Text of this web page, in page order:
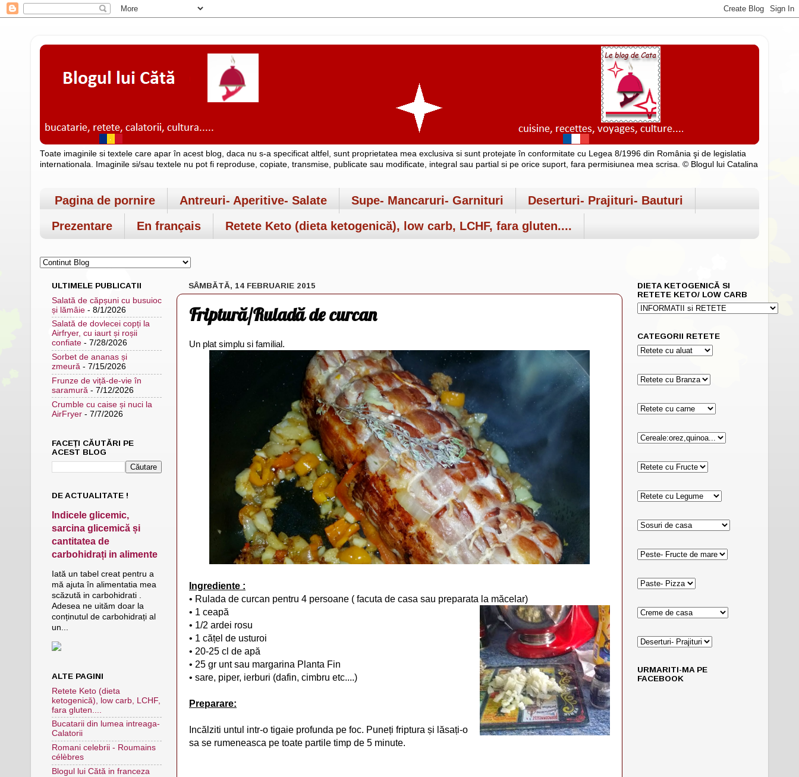
Toate imaginile si textele care apar în acest blog, daca nu s-a specificat altfel, sunt proprietatea mea exclusiva si sunt protejate în conformitate cu Legea 8/1996 din România şi de legislatia
internationala. Imaginile si/sau textele nu pot fi reproduse, copiate, transmise, publicate sau modificate, integral sau partial si pe orice suport, fara permisiunea mea scrisa. © Blogul lui Catalina
Pagina de pornire Antreuri- Aperitive- Salate Supe- Mancaruri- Garnituri
Deserturi- Prajituri- Bauturi
Prezentare
En français Retete Keto (dieta ketogenică), low carb, LCHF, fara gluten....
SÂMBĂTĂ, 14 FEBRUARIE 2015
Friptură/Ruladă de curcan
Un plat simplu si familial.
Ingrediente :
• Rulada de curcan pentru 4 persoane ( facuta de casa sau preparata la măcelar)
• 1 ceapă
• 1/2 ardei rosu
• 1 cățel de usturoi
• 20-25 cl de apă
• 25 gr unt sau margarina Planta Fin
• sare, piper, ierburi (dafin, cimbru etc....)
Preparare:
Incălziti untul intr-o tigaie profunda pe foc. Puneți friptura și lăsați-o
sa se rumeneasca pe toate partile timp de 5 minute.
ULTIMELE PUBLICATII
Salată de căpșuni cu busuioc
și lămâie - 8/1/2026
Salată de dovlecei copți la
Airfryer, cu iaurt și roșii
confiate - 7/28/2026
Sorbet de ananas și
zmeură - 7/15/2026
Frunze de viță-de-vie în
saramură - 7/12/2026
Crumble cu caise și nuci la
AirFryer - 7/7/2026
FACEȚI CĂUTĂRI PE
ACEST BLOG
DE ACTUALITATE !
Indicele glicemic,
sarcina glicemică și
cantitatea de
carbohidrați in alimente
Iată un tabel creat pentru a
mă ajuta în alimentatia mea
scăzută in carbohidrati .
Adesea ne uităm doar la
conținutul de carbohidrați al
un...
ALTE PAGINI
Retete Keto (dieta
ketogenică), low carb, LCHF,
fara gluten....
Bucatarii din lumea intreaga-
Calatorii
Romani celebrii - Roumains
célèbres
Blogul lui Cătă in franceza
DIETA KETOGENICĂ SI
RETETE KETO/ LOW CARB
CATEGORII RETETE
URMARITI-MA PE
FACEBOOK